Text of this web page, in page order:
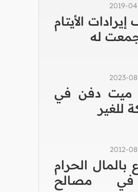
الأيتام
له
ميت دفن في
للغير
بالمال الحرام
في مصالح